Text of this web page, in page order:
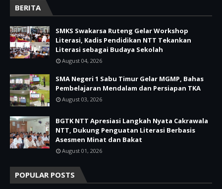
BERITA
SMKS Swakarsa Ruteng Gelar Workshop
Literasi, Kadis Pendidikan NTT Tekankan
Literasi sebagai Budaya Sekolah
August 04, 2026
SMA Negeri 1 Sabu Timur Gelar MGMP, Bahas
Pembelajaran Mendalam dan Persiapan TKA
August 03, 2026
BGTK NTT Apresiasi Langkah Nyata Cakrawala
NTT, Dukung Penguatan Literasi Berbasis
Asesmen Minat dan Bakat
August 01, 2026
POPULAR POSTS